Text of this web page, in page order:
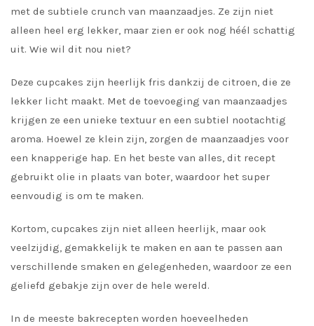
met de subtiele crunch van maanzaadjes. Ze zijn niet
alleen heel erg lekker, maar zien er ook nog héél schattig
uit. Wie wil dit nou niet?
Deze cupcakes zijn heerlijk fris dankzij de citroen, die ze
lekker licht maakt. Met de toevoeging van maanzaadjes
krijgen ze een unieke textuur en een subtiel nootachtig
aroma. Hoewel ze klein zijn, zorgen de maanzaadjes voor
een knapperige hap. En het beste van alles, dit recept
gebruikt olie in plaats van boter, waardoor het super
eenvoudig is om te maken.
Kortom, cupcakes zijn niet alleen heerlijk, maar ook
veelzijdig, gemakkelijk te maken en aan te passen aan
verschillende smaken en gelegenheden, waardoor ze een
geliefd gebakje zijn over de hele wereld.
In de meeste bakrecepten worden hoeveelheden